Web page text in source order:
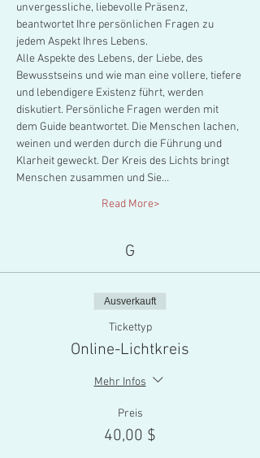
unvergessliche, liebevolle Präsenz,
beantwortet Ihre persönlichen Fragen zu
jedem Aspekt Ihres Lebens.
Alle Aspekte des Lebens, der Liebe, des
Bewusstseins und wie man eine vollere, tiefere
und lebendigere Existenz führt, werden
diskutiert. Persönliche Fragen werden mit
dem Guide beantwortet. Die Menschen lachen,
weinen und werden durch die Führung und
Klarheit geweckt. Der Kreis des Lichts bringt
Menschen zusammen und Sie…
Read More>
G
Ausverkauft
Tickettyp
Online-Lichtkreis
Mehr Infos
Preis
40,00 $